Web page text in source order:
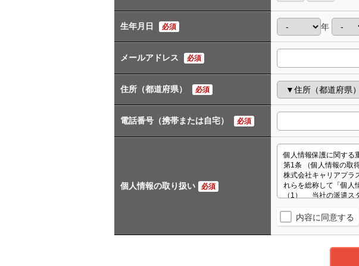
生年月日 必須 年
メールアドレス 必須
住所（都道府県） 必須
電話番号（携帯または自宅） 必須
個人情報の取り扱い 必須
内容に同意する